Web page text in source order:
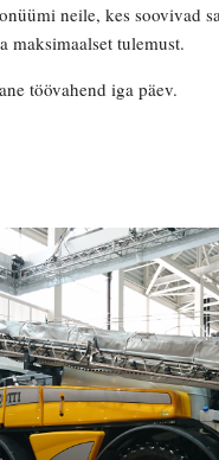
neile, kes soovivad
maksimaalset tulemust.
töövahend iga päev.